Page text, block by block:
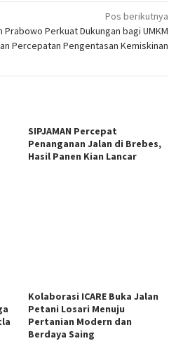
Pos berikutnya
Prabowo Perkuat Dukungan bagi UMKM
Percepatan Pengentasan Kemiskinan
SIPJAMAN Percepat
Penanganan Jalan di Brebes,
Hasil Panen Kian Lancar
Kolaborasi ICARE Buka Jalan
Petani Losari Menuju
Pertanian Modern dan
Berdaya Saing